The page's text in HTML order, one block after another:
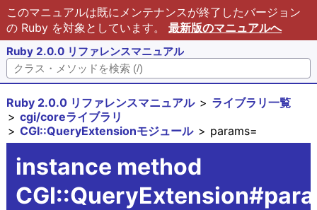
このマニュアルは既にメンテナンスが終了したバージョン
の Ruby を対象としています。 最新版のマニュアルへ
Ruby 2.0.0 リファレンスマニュアル
Ruby 2.0.0 リファレンスマニュアル
ライブラリ一覧
cgi/coreライブラリ
CGI::QueryExtensionモジュール
params=
instance method